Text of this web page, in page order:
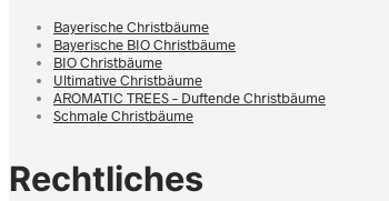
Bayerische Christbäume
Bayerische BIO Christbäume
BIO Christbäume
Ultimative Christbäume
AROMATIC TREES – Duftende Christbäume
Schmale Christbäume
Rechtliches